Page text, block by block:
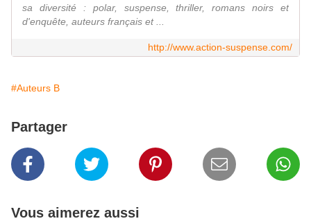
sa diversité : polar, suspense, thriller, romans noirs et
d'enquête, auteurs français et ...
http://www.action-suspense.com/
#Auteurs B
Partager
Vous aimerez aussi